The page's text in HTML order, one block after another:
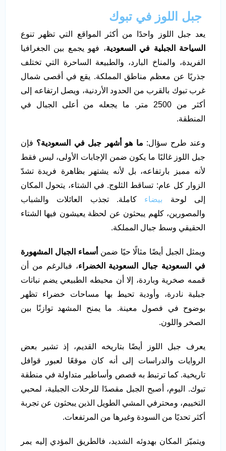
جبل اللوز في تبوك
يعد جبل اللوز واحدًا من أكثر المواقع التي تظهر تنوع
السياحة الجبلية في السعودية، فهو يجمع بين الجغرافيا
الفريدة، والمناخ البارد، والطبيعة الساحرة التي تختلف
جذريًا عن معظم مناطق المملكة. يقع في أقصى شمال
غرب تبوك بالقرب من الحدود الأردنية، ويصل ارتفاعه إلى
أكثر من 2500 متر. ما يجعله من أعلى الجبال في
المنطقة.
وعند طرح سؤال: ما هو أشهر جبل في السعودية؟ فإن
جبل اللوز غالبًا ما يكون ضمن الإجابات الأولى، ليس فقط
لأنه مميز بارتفاعه، بل لأنه يشتهر بظاهرة فريدة تشدّ
الزوار كل عام: تساقط الثلوج. في الشتاء، يتحول المكان
إلى لوحة بيضاء كاملة. تجذب العائلات والشباب
والمصورين، كلهم يبحثون عن لحظة يعيشون فيها الشتاء
الحقيقي وسط جبال المملكة.
ويمثل الجبل أيضًا مثالًا حيًا ضمن أسماء الجبال المشهورة
في السعودية جبال السعودية الخضراء، فبالرغم من أن
قممه صخرية وباردة، إلا أن محيطه الطبيعي يضم نباتات
جبلية نادرة، وأودية تحيط بها مساحات خضراء تظهر
بوضوح في فصول معينة. ما يمنح المشهد توازنًا بين
الصخر واللون.
يعرف جبل اللوز أيضًا بتاريخه القديم، إذ تشير بعض
الروايات والدراسات إلى أنه كان موقعًا لعبور قوافل
تاريخية. كما ترتبط به قصص وأساطير متداولة في منطقة
تبوك. اليوم، أصبح الجبل مقصدًا للرحلات الجبلية، لمحبي
التخييم، ومحترفي المشي الطويل الذين يبحثون عن تجربة
أكثر تحديًا من السودة وغيرها من المرتفعات.
ويتميّز المكان بهدوئه الشديد، فالطريق المؤدي إليه يمر